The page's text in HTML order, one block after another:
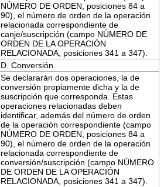
NÚMERO DE ORDEN, posiciones 84 a
90), el número de orden de la operación
relacionada correspondiente de
canje/suscripción (campo NÚMERO DE
ORDEN DE LA OPERACIÓN
RELACIONADA, posiciones 341 a 347).
D. Conversión.
Se declararán dos operaciones, la de
conversión propiamente dicha y la de
suscripción que corresponda. Estas
operaciones relacionadas deben
identificar, además del número de orden
de la operación correspondiente (campo
NÚMERO DE ORDEN, posiciones 84 a
90), el número de orden de la operación
relacionada correspondiente de
conversión/suscripción (campo NÚMERO
DE ORDEN DE LA OPERACIÓN
RELACIONADA, posiciones 341 a 347).